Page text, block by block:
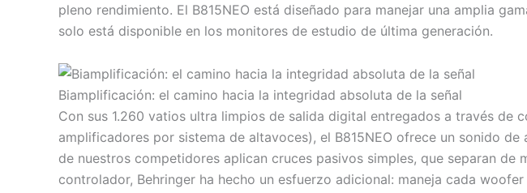
pleno rendimiento. El B815NEO está diseñado para manejar una amplia
solo está disponible en los monitores de estudio de última generación.
Biamplificación: el camino hacia la integridad absoluta de la señal
Con sus 1.260 vatios ultra limpios de salida digital entregados a través
amplificadores por sistema de altavoces), el B815NEO ofrece un sonido
de nuestros competidores aplican cruces pasivos simples, que separan
controlador, Behringer ha hecho un esfuerzo adicional: maneja cada